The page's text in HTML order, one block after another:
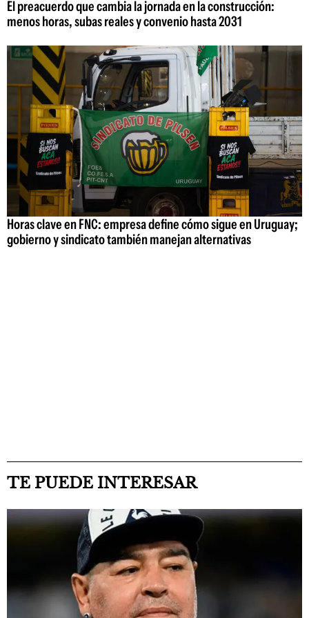
El preacuerdo que cambia la jornada en la construcción:
menos horas, subas reales y convenio hasta 2031
Horas clave en FNC: empresa define cómo sigue en Uruguay;
gobierno y sindicato también manejan alternativas
TE PUEDE INTERESAR